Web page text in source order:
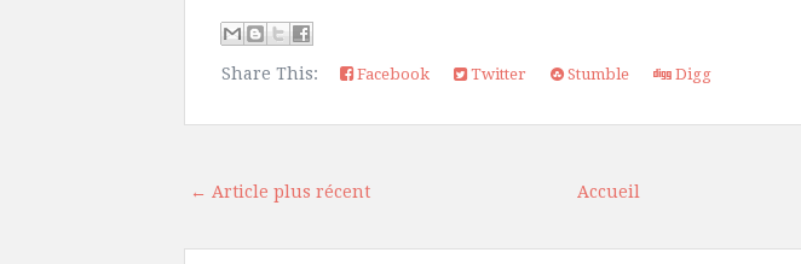
Share This: Facebook Twitter Stumble Digg
← Article plus récent Accueil